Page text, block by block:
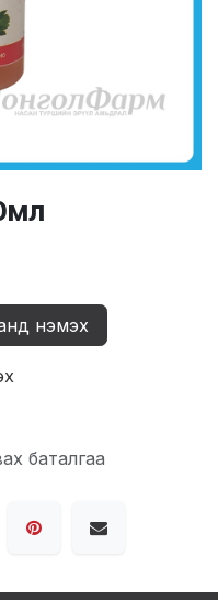
нэмэх
баталгаа